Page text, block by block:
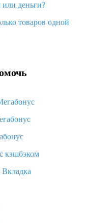
деньги?
товаров одной
Алиэкспресс и что
ввести паспортные
с Алиэкспресс
вернут деньги?
их получить и
за метод доставки и
с Алиэкспресс
кэшбэком